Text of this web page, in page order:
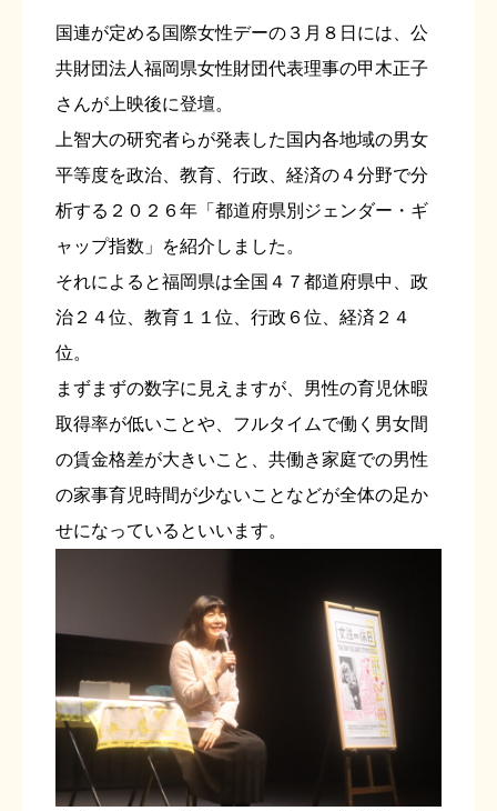
国連が定める国際女性デーの３月８日には、公
共財団法人福岡県女性財団代表理事の甲木正子
さんが上映後に登壇。
上智大の研究者らが発表した国内各地域の男女
平等度を政治、教育、行政、経済の４分野で分
析する２０２６年「都道府県別ジェンダー・ギ
ャップ指数」を紹介しました。
それによると福岡県は全国４７都道府県中、政
治２４位、教育１１位、行政６位、経済２４
位。
まずまずの数字に見えますが、男性の育児休暇
取得率が低いことや、フルタイムで働く男女間
の賃金格差が大きいこと、共働き家庭での男性
の家事育児時間が少ないことなどが全体の足か
せになっているといいます。